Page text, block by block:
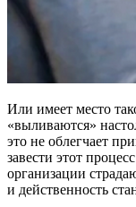
Или имеет место
«выливаются»
это не облегчает
завести этот
организации
и действенность